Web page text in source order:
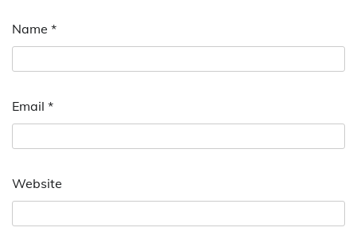
Name *
Email *
Website